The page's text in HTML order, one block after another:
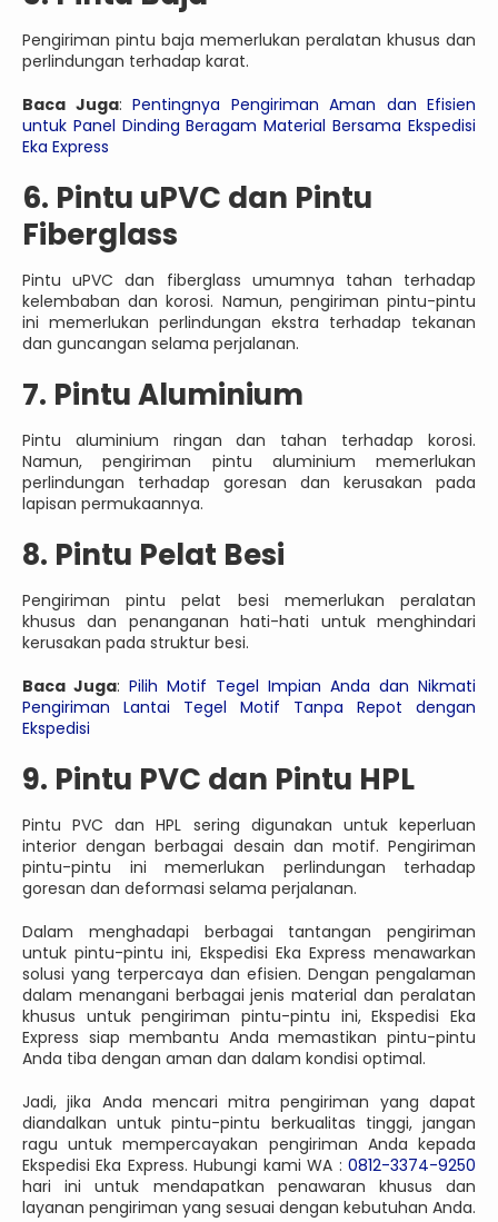
Pengiriman pintu baja memerlukan peralatan khusus dan
perlindungan terhadap karat.
Baca Juga: Pentingnya Pengiriman Aman dan Efisien
untuk Panel Dinding Beragam Material Bersama Ekspedisi
Eka Express
6. Pintu uPVC dan Pintu
Fiberglass
Pintu uPVC dan fiberglass umumnya tahan terhadap
kelembaban dan korosi. Namun, pengiriman pintu-pintu
ini memerlukan perlindungan ekstra terhadap tekanan
dan guncangan selama perjalanan.
7. Pintu Aluminium
Pintu aluminium ringan dan tahan terhadap korosi.
Namun, pengiriman pintu aluminium memerlukan
perlindungan terhadap goresan dan kerusakan pada
lapisan permukaannya.
8. Pintu Pelat Besi
Pengiriman pintu pelat besi memerlukan peralatan
khusus dan penanganan hati-hati untuk menghindari
kerusakan pada struktur besi.
Baca Juga: Pilih Motif Tegel Impian Anda dan Nikmati
Pengiriman Lantai Tegel Motif Tanpa Repot dengan
Ekspedisi
9. Pintu PVC dan Pintu HPL
Pintu PVC dan HPL sering digunakan untuk keperluan
interior dengan berbagai desain dan motif. Pengiriman
pintu-pintu ini memerlukan perlindungan terhadap
goresan dan deformasi selama perjalanan.
Dalam menghadapi berbagai tantangan pengiriman
untuk pintu-pintu ini, Ekspedisi Eka Express menawarkan
solusi yang terpercaya dan efisien. Dengan pengalaman
dalam menangani berbagai jenis material dan peralatan
khusus untuk pengiriman pintu-pintu ini, Ekspedisi Eka
Express siap membantu Anda memastikan pintu-pintu
Anda tiba dengan aman dan dalam kondisi optimal.
Jadi, jika Anda mencari mitra pengiriman yang dapat
diandalkan untuk pintu-pintu berkualitas tinggi, jangan
ragu untuk mempercayakan pengiriman Anda kepada
Ekspedisi Eka Express. Hubungi kami WA : 0812-3374-9250
hari ini untuk mendapatkan penawaran khusus dan
layanan pengiriman yang sesuai dengan kebutuhan Anda.